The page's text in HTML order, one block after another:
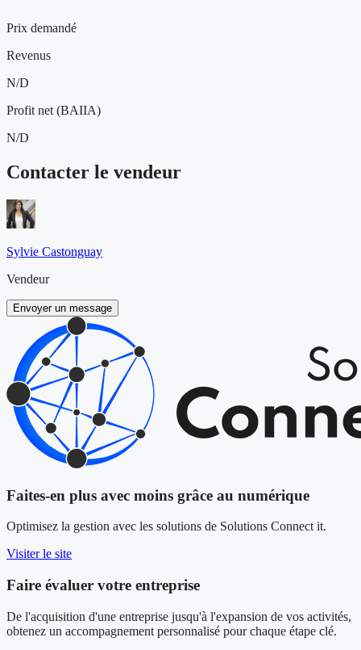
Prix demandé
Revenus
N/D
Profit net (BAIIA)
N/D
Contacter le vendeur
Sylvie Castonguay
Vendeur
Envoyer un message
Faites-en plus avec moins grâce au numérique
Optimisez la gestion avec les solutions de Solutions Connect it.
Visiter le site
Faire évaluer votre entreprise
De l'acquisition d'une entreprise jusqu'à l'expansion de vos activités,
obtenez un accompagnement personnalisé pour chaque étape clé.